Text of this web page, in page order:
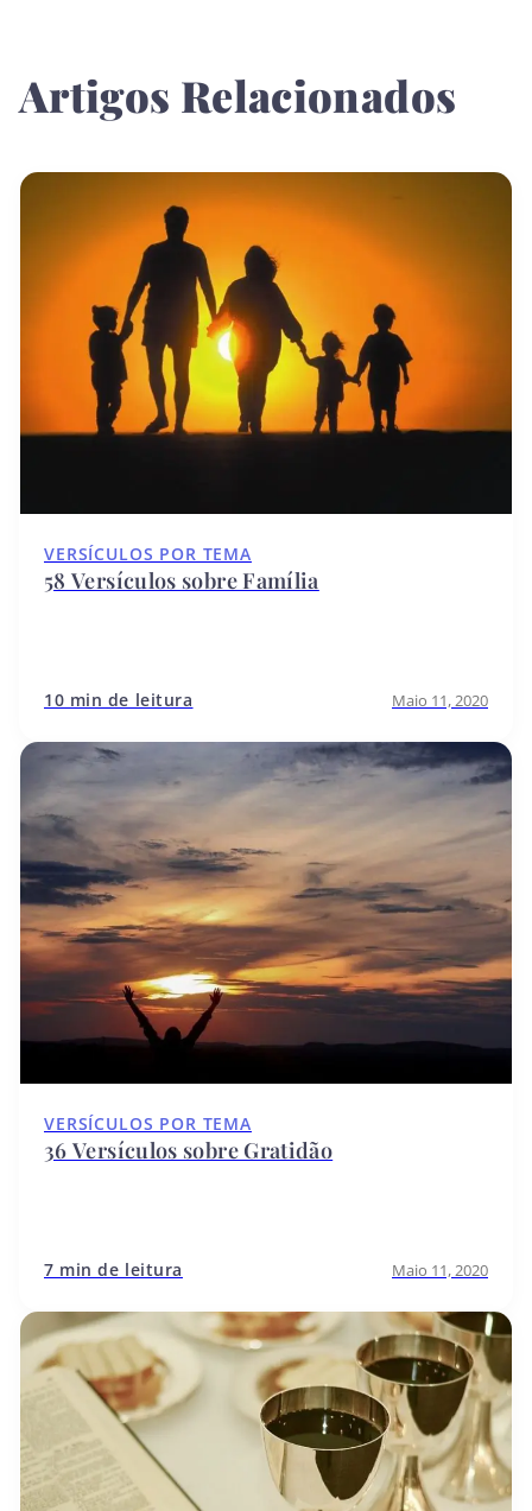
Artigos Relacionados
VERSÍCULOS POR TEMA
58 Versículos sobre Família
10 min de leitura Maio 11, 2020
VERSÍCULOS POR TEMA
36 Versículos sobre Gratidão
7 min de leitura Maio 11, 2020